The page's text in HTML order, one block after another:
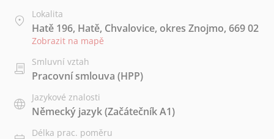
Lokalita
Hatě 196, Hatě, Chvalovice, okres Znojmo, 669 02
Zobrazit na mapě
Smluvní vztah
Pracovní smlouva (HPP)
Jazykové znalosti
Německý jazyk(Začátečník A1)
Délka prac. poměru